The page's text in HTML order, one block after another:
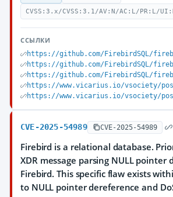
CVSS:3.x/CVSS:3.1/AV:N/AC:L/PR:L/
ССЫЛКИ
https://github.com/FirebirdSQL/
https://github.com/FirebirdSQL/
https://github.com/FirebirdSQL/
https://www.vicarius.io/vsociety/
https://www.vicarius.io/vsociety/
CVE-2025-54989 CVE-2025-54989
Firebird is a relational database.
XDR message parsing NULL
Firebird. This specific flaw exists
to NULL pointer dereference and